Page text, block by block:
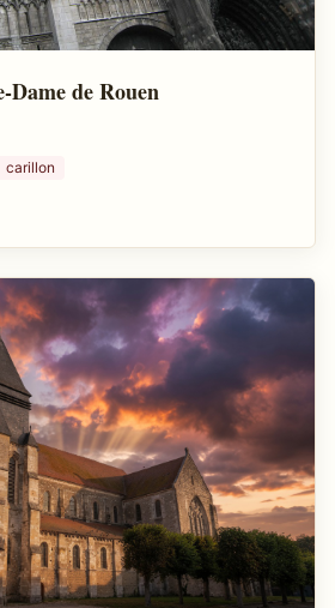
de Rouen
carillon